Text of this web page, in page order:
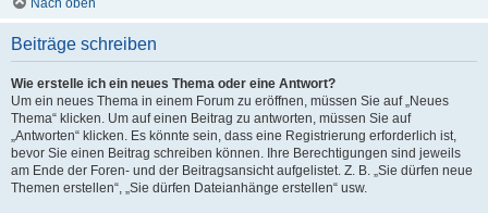
Nach oben
Beiträge schreiben
Wie erstelle ich ein neues Thema oder eine Antwort?
Um ein neues Thema in einem Forum zu eröffnen, müssen Sie auf „Neues
Thema“ klicken. Um auf einen Beitrag zu antworten, müssen Sie auf
„Antworten“ klicken. Es könnte sein, dass eine Registrierung erforderlich ist,
bevor Sie einen Beitrag schreiben können. Ihre Berechtigungen sind jeweils
am Ende der Foren- und der Beitragsansicht aufgelistet. Z. B. „Sie dürfen neue
Themen erstellen“, „Sie dürfen Dateianhänge erstellen“ usw.